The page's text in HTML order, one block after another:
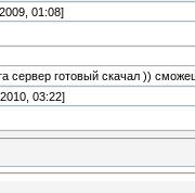
01:08]
сервер готовый скачал ))
03:22]